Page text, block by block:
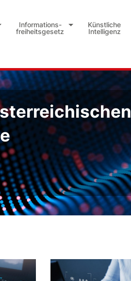
Informations-
freiheitsgesetz
Künstliche
Intelligenz